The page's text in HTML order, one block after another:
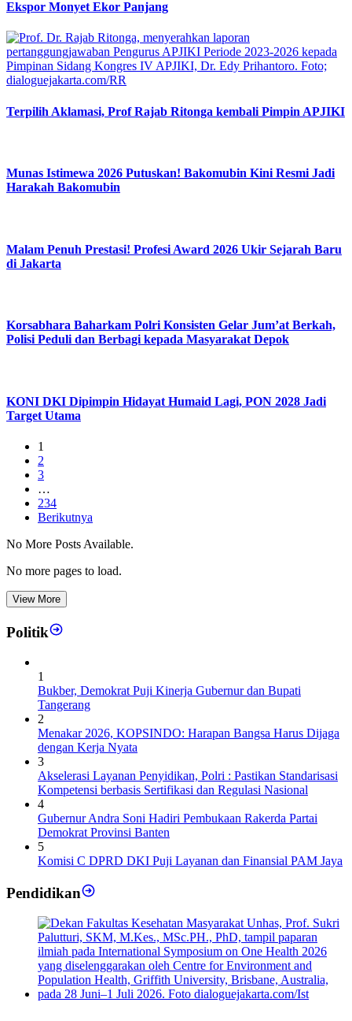
Ekspor Monyet Ekor Panjang
Terpilih Aklamasi, Prof Rajab Ritonga kembali Pimpin APJIKI
Munas Istimewa 2026 Putuskan! Bakomubin Kini Resmi Jadi
Harakah Bakomubin
Malam Penuh Prestasi! Profesi Award 2026 Ukir Sejarah Baru
di Jakarta
Korsabhara Baharkam Polri Konsisten Gelar Jum’at Berkah,
Polisi Peduli dan Berbagi kepada Masyarakat Depok
KONI DKI Dipimpin Hidayat Humaid Lagi, PON 2028 Jadi
Target Utama
1
2
3
…
234
Berikutnya
No More Posts Available.
No more pages to load.
View More
Politik
1
Bukber, Demokrat Puji Kinerja Gubernur dan Bupati
Tangerang
2
Menakar 2026, KOPSINDO: Harapan Bangsa Harus Dijaga
dengan Kerja Nyata
3
Akselerasi Layanan Penyidikan, Polri : Pastikan Standarisasi
Kompetensi berbasis Sertifikasi dan Regulasi Nasional
4
Gubernur Andra Soni Hadiri Pembukaan Rakerda Partai
Demokrat Provinsi Banten
5
Komisi C DPRD DKI Puji Layanan dan Finansial PAM Jaya
Pendidikan